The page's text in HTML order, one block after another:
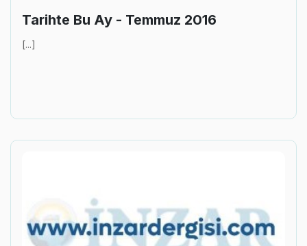
Tarihte Bu Ay - Temmuz 2016
[...]